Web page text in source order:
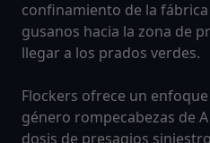
confinamiento de la
gusanos hacia la zona de
llegar a los prados verdes.
Flockers ofrece un
género rompecabezas de
dosis de presagios